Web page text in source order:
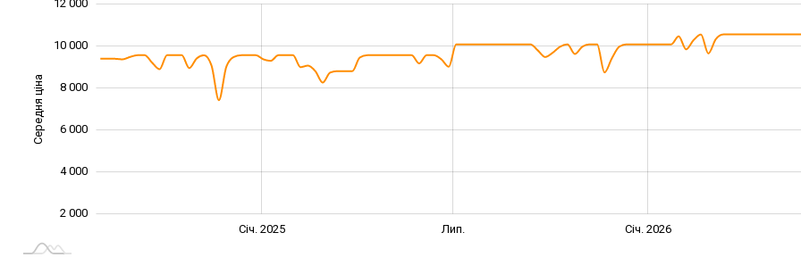
Середня ціна
2 000
4 000
6 000
8 000
10 000
12 000
Січ. 2025 Лип. Січ. 2026